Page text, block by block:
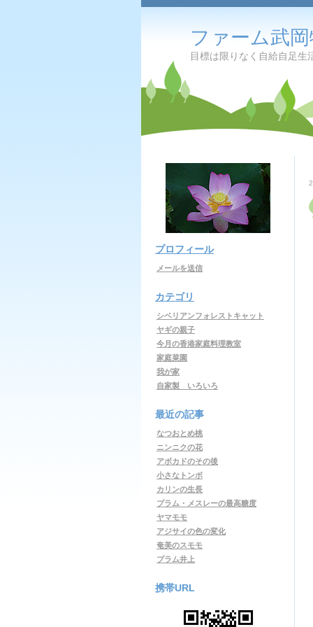
ファーム武
目標は限りなく自給自足生
プロフィール
メールを送信
カテゴリ
シベリアンフォレストキャット
ヤギの親子
今月の香港家庭料理教室
家庭菜園
我が家
自家製 いろいろ
最近の記事
なつおとめ桃
ニンニクの花
アボカドのその後
小さなトンボ
カリンの生長
プラム・メスレーの最高糖度
ヤマモモ
アジサイの色の変化
奄美のスモモ
プラム井上
携帯URL